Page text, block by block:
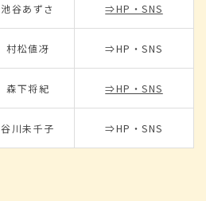
池谷あずさ ⇒HP・SNS
村松値冴 ⇒HP・SNS
森下将紀 ⇒HP・SNS
谷川未千子 ⇒HP・SNS